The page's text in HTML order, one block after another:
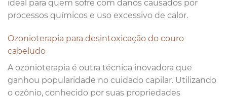
ideal para quem sofre com danos causados por
processos químicos e uso excessivo de calor.
Ozonioterapia para desintoxicação do couro
cabeludo
A ozonioterapia é outra técnica inovadora que
ganhou popularidade no cuidado capilar. Utilizando
o ozônio, conhecido por suas propriedades